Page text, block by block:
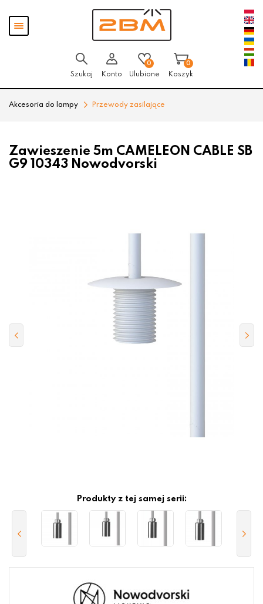
Pokaż
menu
Szukaj Konto
0
Ulubione
0
Koszyk
Akcesoria do lampy Przewody zasilające
Zawieszenie 5m CAMELEON CABLE SB
G9 10343 Nowodvorski
Produkty z tej samej serii: